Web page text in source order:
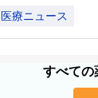
医療ニュース
すべての